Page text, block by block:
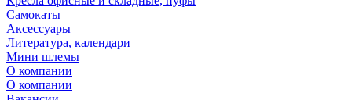
Самокаты
Аксессуары
Литература, календари
Мини шлемы
О компании
О компании